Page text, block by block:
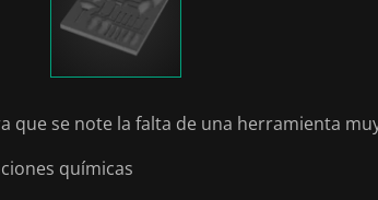
que se note la falta de una herramienta
químicas